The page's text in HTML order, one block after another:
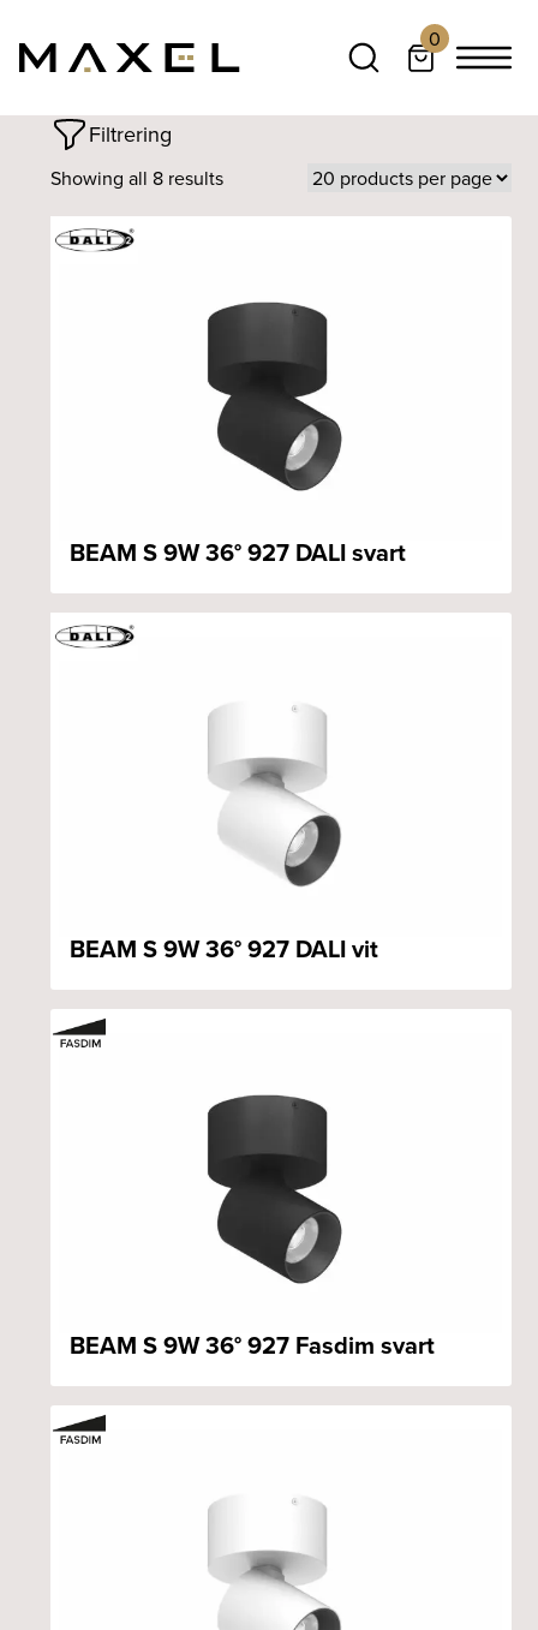
0
Filtrering
Showing all 8 results
BEAM S 9W 36° 927 DALI svart
BEAM S 9W 36° 927 DALI vit
BEAM S 9W 36° 927 Fasdim svart